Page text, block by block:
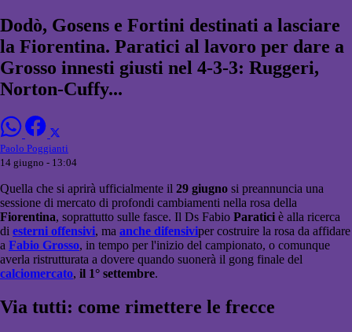
Dodò, Gosens e Fortini destinati a lasciare
la Fiorentina. Paratici al lavoro per dare a
Grosso innesti giusti nel 4-3-3: Ruggeri,
Norton-Cuffy...
Paolo Poggianti
14 giugno - 13:04
Quella che si aprirà ufficialmente il 29 giugno si preannuncia una
sessione di mercato di profondi cambiamenti nella rosa della
Fiorentina, soprattutto sulle fasce. Il Ds Fabio Paratici è alla ricerca
di esterni offensivi, ma anche difensiviper costruire la rosa da affidare
a Fabio Grosso, in tempo per l'inizio del campionato, o comunque
averla ristrutturata a dovere quando suonerà il gong finale del
calciomercato, il 1° settembre.
Via tutti: come rimettere le frecce